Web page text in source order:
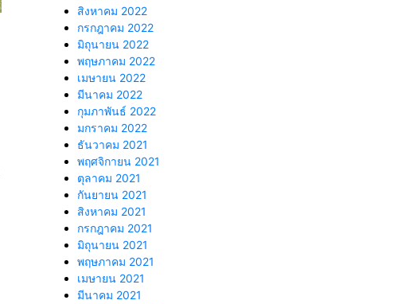
สิงหาคม 2022
กรกฎาคม 2022
มิถุนายน 2022
พฤษภาคม 2022
เมษายน 2022
มีนาคม 2022
กุมภาพันธ์ 2022
มกราคม 2022
ธันวาคม 2021
พฤศจิกายน 2021
ตุลาคม 2021
กันยายน 2021
สิงหาคม 2021
กรกฎาคม 2021
มิถุนายน 2021
พฤษภาคม 2021
เมษายน 2021
มีนาคม 2021